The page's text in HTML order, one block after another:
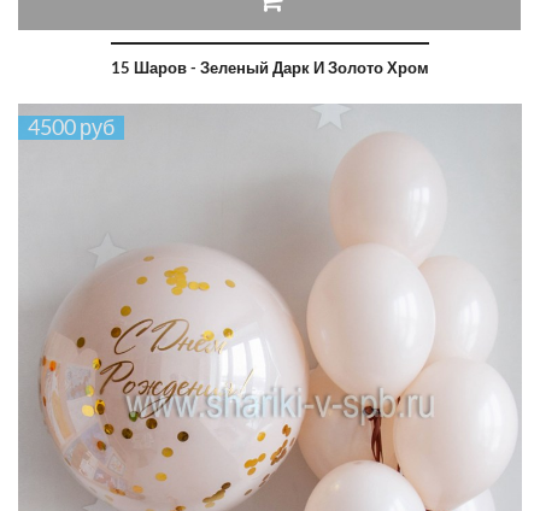
15 Шаров - Зеленый Дарк И Золото Хром
4500 руб